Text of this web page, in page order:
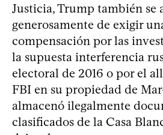
Justicia, Trump también se
generosamente de exigir
compensación por las
la supuesta interferencia
electoral de 2016 o por el
FBI en su propiedad de
almacenó ilegalmente
clasificados de la Casa